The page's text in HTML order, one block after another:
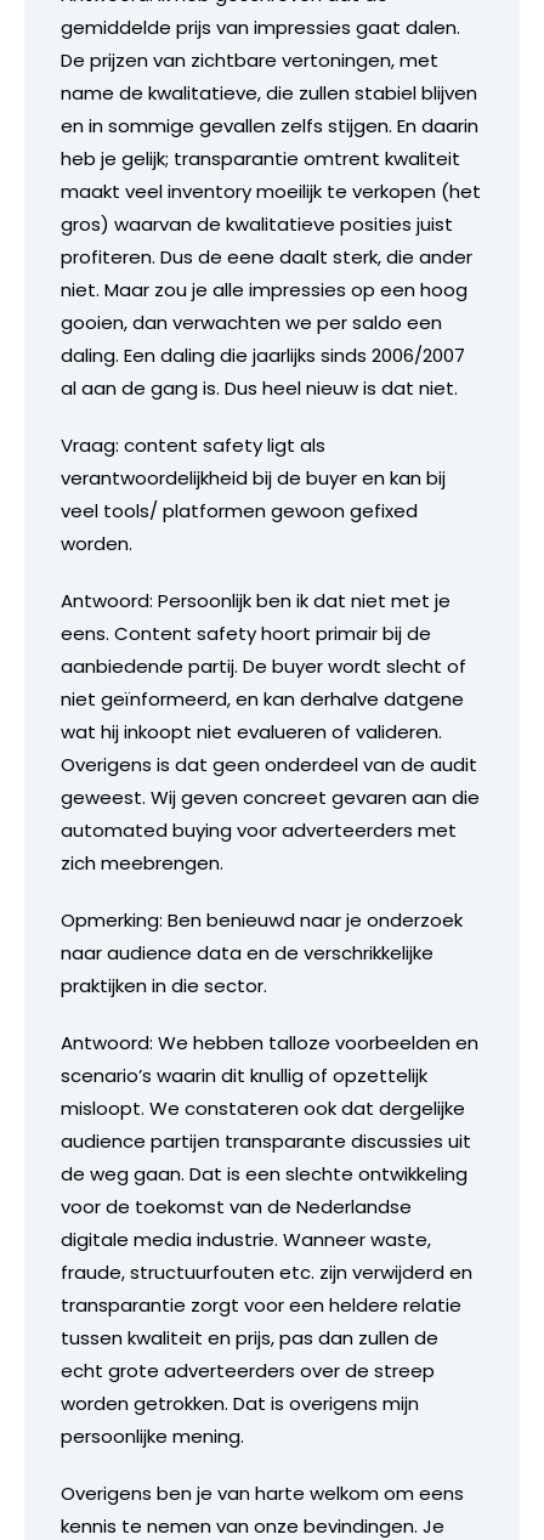
gemiddelde prijs van impressies gaat dalen.
De prijzen van zichtbare vertoningen, met
name de kwalitatieve, die zullen stabiel blijven
en in sommige gevallen zelfs stijgen. En daarin
heb je gelijk; transparantie omtrent kwaliteit
maakt veel inventory moeilijk te verkopen (het
gros) waarvan de kwalitatieve posities juist
profiteren. Dus de eene daalt sterk, die ander
niet. Maar zou je alle impressies op een hoog
gooien, dan verwachten we per saldo een
daling. Een daling die jaarlijks sinds 2006/2007
al aan de gang is. Dus heel nieuw is dat niet.
Vraag: content safety ligt als
verantwoordelijkheid bij de buyer en kan bij
veel tools/ platformen gewoon gefixed
worden.
Antwoord: Persoonlijk ben ik dat niet met je
eens. Content safety hoort primair bij de
aanbiedende partij. De buyer wordt slecht of
niet geïnformeerd, en kan derhalve datgene
wat hij inkoopt niet evalueren of valideren.
Overigens is dat geen onderdeel van de audit
geweest. Wij geven concreet gevaren aan die
automated buying voor adverteerders met
zich meebrengen.
Opmerking: Ben benieuwd naar je onderzoek
naar audience data en de verschrikkelijke
praktijken in die sector.
Antwoord: We hebben talloze voorbeelden en
scenario’s waarin dit knullig of opzettelijk
misloopt. We constateren ook dat dergelijke
audience partijen transparante discussies uit
de weg gaan. Dat is een slechte ontwikkeling
voor de toekomst van de Nederlandse
digitale media industrie. Wanneer waste,
fraude, structuurfouten etc. zijn verwijderd en
transparantie zorgt voor een heldere relatie
tussen kwaliteit en prijs, pas dan zullen de
echt grote adverteerders over de streep
worden getrokken. Dat is overigens mijn
persoonlijke mening.
Overigens ben je van harte welkom om eens
kennis te nemen van onze bevindingen. Je